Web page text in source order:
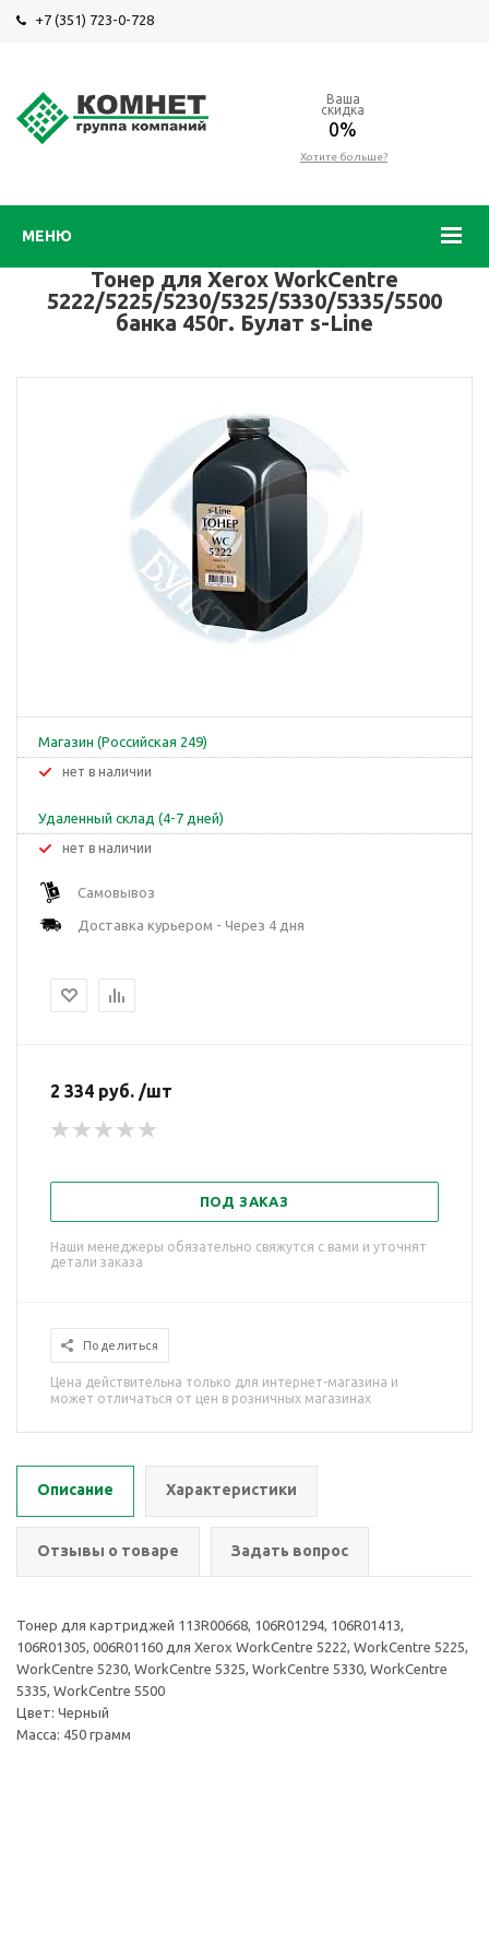
+7 (351) 723-0-728
МЕНЮ
Ваша
скидка
0%
Хотите больше?
Тонер для Xerox WorkCentre
5222/5225/5230/5325/5330/5335/5500
банка 450г. Булат s-Line
Магазин (Российская 249)
Нет в наличии
Удаленный склад (4-7 дней)
Нет в наличии
Самовывоз
Доставка курьером - Через 4 дня
2 334 руб. /шт
ПОД ЗАКАЗ
Наши менеджеры обязательно свяжутся с вами и уточнят
детали заказа
Поделиться
Цена действительна только для интернет-магазина и
может отличаться от цен в розничных магазинах
Описание Характеристики
Отзывы о товаре Задать вопрос
Тонер для картриджей 113R00668, 106R01294, 106R01413,
106R01305, 006R01160 для Xerox WorkCentre 5222, WorkCentre 5225,
WorkCentre 5230, WorkCentre 5325, WorkCentre 5330, WorkCentre
5335, WorkCentre 5500
Цвет: Черный
Масса: 450 грамм